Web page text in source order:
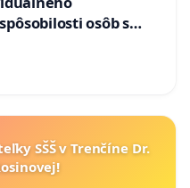
osôb s
do
SŠŠ v Trenčíne Dr.